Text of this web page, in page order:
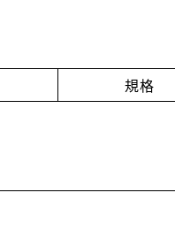
規格